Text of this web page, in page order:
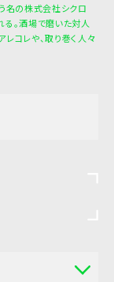
う名の株式会社シクロ
。酒場で磨いた対人
レコレや、取り巻く人々